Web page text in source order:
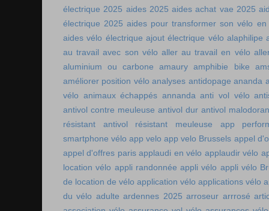
électrique 2025 aides 2025 aides achat vae 2025
électrique 2025 aides pour transformer son vélo en
aides vélo électrique ajout électrique vélo alaphilipe
au travail avec son vélo aller au travail en vélo
aluminium ou carbone
amaury amphibie bike
améliorer position vélo analyses antidopage ananda
vélo animaux échappés annanda anti vol vélo
antivol contre meuleuse antivol dur antivol
résistant
antivol résistant meuleuse
app
smartphone vélo app velo app velo Brussels appel
appel d'offres paris applaudi en vélo applaudir vélo
location vélo appli randonnée appli vélo appli vélo
de location de vélo application vélo applications vélo
du vélo adulte ardennes 2025 arroseur arrrosé